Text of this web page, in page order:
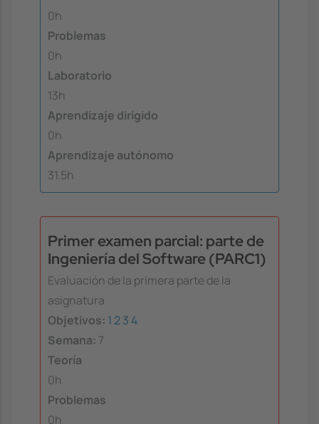
0h
Problemas
0h
Laboratorio
13h
Aprendizaje dirigido
0h
Aprendizaje autónomo
31.5h
Primer examen parcial: parte de
Ingeniería del Software (PARC1)
Evaluación de la primera parte de la
asignatura
Objetivos: 1 23 4
Semana: 7
Teoría
0h
Problemas
0h